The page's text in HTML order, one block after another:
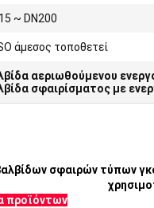
~ DN200
άμεσος τοποθετεί
αεριωθούμενου
σφαιρίσματος με
σφαιρών τύπων
προϊόντων